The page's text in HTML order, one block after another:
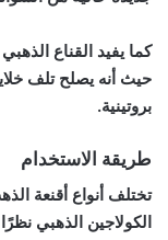
كما يفيد القناع
حيث أنه يصلح تلف
بروتينية.
طريقة الاستخدام
تختلف أنواع أقنعة
الكولاجين الذهبي